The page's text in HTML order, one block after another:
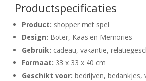
Productspecificaties
Product: shopper met spel
Design: Boter, Kaas en Memories
Gebruik: cadeau, vakantie,
Formaat: 33 x 33 x 40 cm
Geschikt voor: bedrijven, bedankjes,